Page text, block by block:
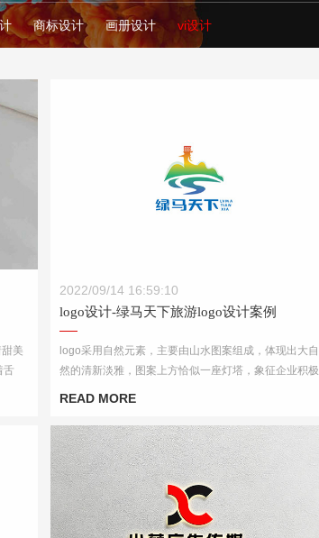
商标设计 画册设计 vi设计
美
舌
logo设计-绿马天下旅游logo设计案例
2022/09/14 16:59:10
logo设计-绿马天下旅游logo设计案例
logo采用自然元素，主要由山水图案组成，体现出大自
然的清新淡雅，图案上方恰似一座灯塔，象征企业积极
READ MORE